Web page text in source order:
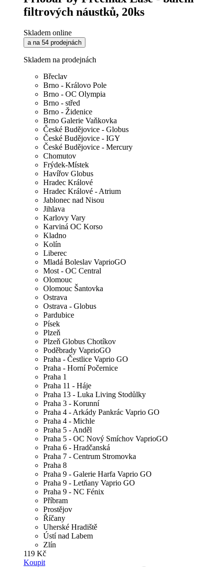
filtrových náustků, 20ks
Skladem online
a na 54 prodejnách
Skladem na prodejnách
Břeclav
Brno - Královo Pole
Brno - OC Olympia
Brno - střed
Brno - Židenice
Brno Galerie Vaňkovka
České Budějovice - Globus
České Budějovice - IGY
České Budějovice - Mercury
Chomutov
Frýdek-Místek
Havířov Globus
Hradec Králové
Hradec Králové - Atrium
Jablonec nad Nisou
Jihlava
Karlovy Vary
Karviná OC Korso
Kladno
Kolín
Liberec
Mladá Boleslav VaprioGO
Most - OC Central
Olomouc
Olomouc Šantovka
Ostrava
Ostrava - Globus
Pardubice
Písek
Plzeň
Plzeň Globus Chotíkov
Poděbrady VaprioGO
Praha - Čestlice Vaprio GO
Praha - Horní Počernice
Praha 1
Praha 11 - Háje
Praha 13 - Luka Living Stodůlky
Praha 3 - Korunní
Praha 4 - Arkády Pankrác Vaprio GO
Praha 4 - Michle
Praha 5 - Anděl
Praha 5 - OC Nový Smíchov VaprioGO
Praha 6 - Hradčanská
Praha 7 - Centrum Stromovka
Praha 8
Praha 9 - Galerie Harfa Vaprio GO
Praha 9 - Letňany Vaprio GO
Praha 9 - NC Fénix
Příbram
Prostějov
Říčany
Uherské Hradiště
Ústí nad Labem
Zlín
119 Kč
Koupit